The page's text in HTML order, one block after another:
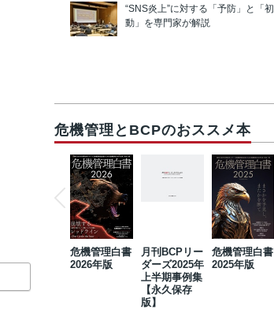
“SNS炎上”に対する「予防」と「初
動」を専門家が解説
危機管理とBCPのおススメ本
危機管理白書
2026年版
月刊BCPリー
ダーズ2025年
上半期事例集
【永久保存
版】
危機管理白書
2025年版